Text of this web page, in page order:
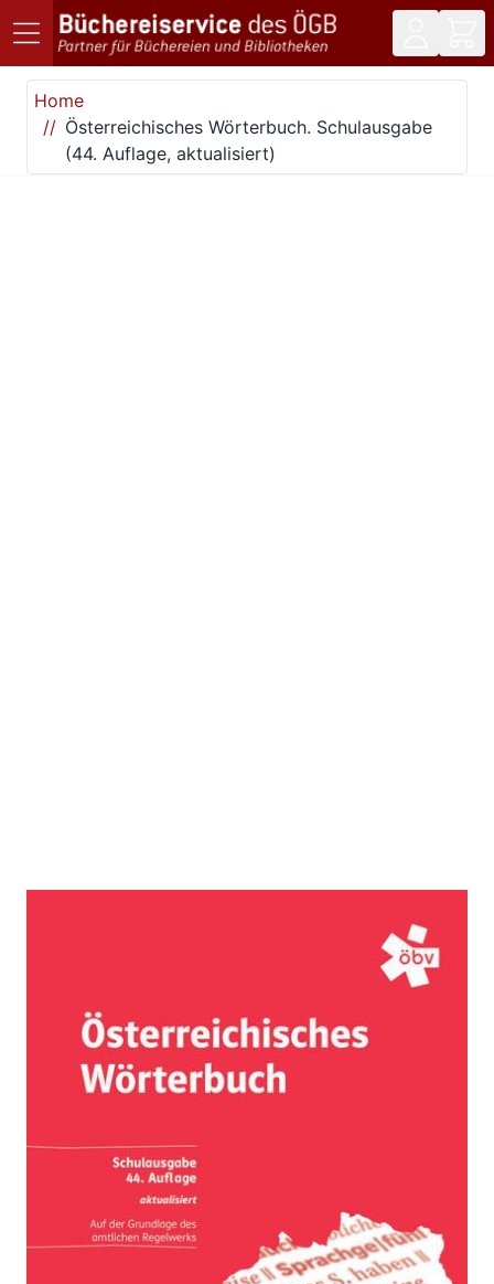
Direkt zum Inhalt
Home
Österreichisches Wörterbuch. Schulausgabe
(44. Auflage, aktualisiert)
Österreichisches Wörterbuch.
Schulausgabe (44. Auflage,
aktualisiert)
Zur Wunschliste hinzufügen
Verlag: öbv, Firmensitz
Wien|ÖBV 3-209
960 Seiten